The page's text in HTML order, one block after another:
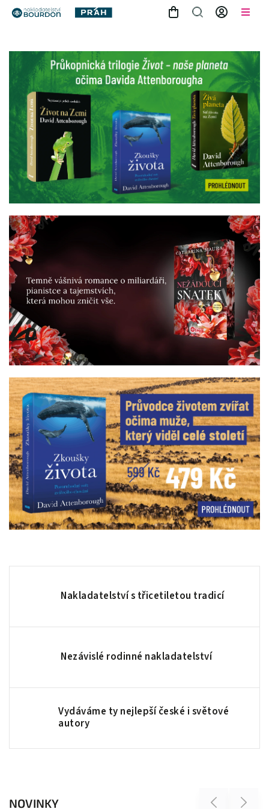
Nakladatelství s třicetiletou tradicí
Nezávislé rodinné nakladatelství
Vydáváme ty nejlepší české i světové
autory
NOVINKY Previous Next